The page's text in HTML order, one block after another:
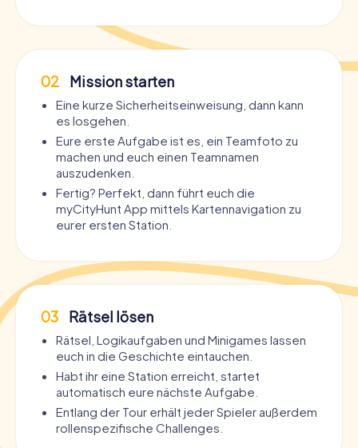
02 Mission starten
Eine kurze Sicherheitseinweisung, dann kann
es losgehen.
Eure erste Aufgabe ist es, ein Teamfoto zu
machen und euch einen Teamnamen
auszudenken.
Fertig? Perfekt, dann führt euch die
myCityHunt App mittels Kartennavigation zu
eurer ersten Station.
03 Rätsel lösen
Rätsel, Logikaufgaben und Minigames lassen
euch in die Geschichte eintauchen.
Habt ihr eine Station erreicht, startet
automatisch eure nächste Aufgabe.
Entlang der Tour erhält jeder Spieler außerdem
rollenspezifische Challenges.